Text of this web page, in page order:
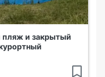
и закрытый